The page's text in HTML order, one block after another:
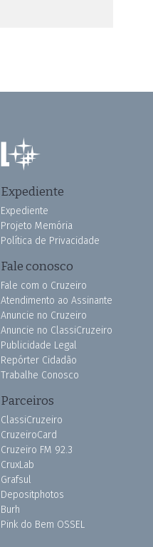
Expediente
Expediente
Projeto Memória
Política de Privacidade
Fale conosco
Fale com o Cruzeiro
Atendimento ao Assinante
Anuncie no Cruzeiro
Anuncie no ClassiCruzeiro
Publicidade Legal
Repórter Cidadão
Trabalhe Conosco
Parceiros
ClassiCruzeiro
CruzeiroCard
Cruzeiro FM 92.3
CruxLab
Grafsul
Depositphotos
Burh
Pink do Bem OSSEL